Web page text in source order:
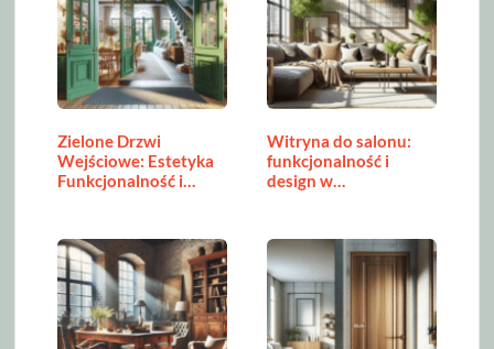
Zielone Drzwi
Wejściowe: Estetyka
Funkcjonalność i…
Witryna do salonu:
funkcjonalność i
design w…